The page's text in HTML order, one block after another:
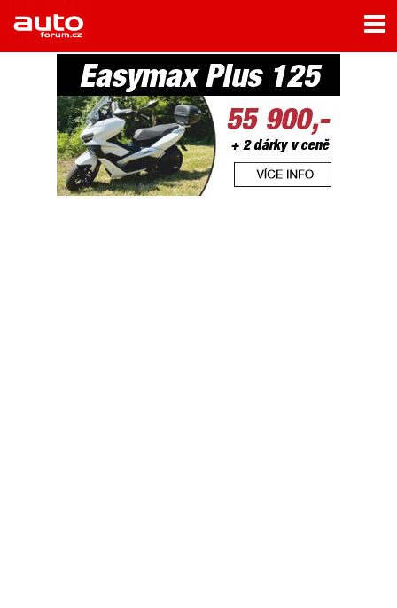
Home
Rubriky
- Jízdní dojmy a další testy
- Bleskovky